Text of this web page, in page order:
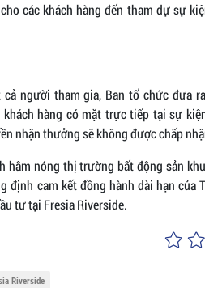
các khách hàng đến tham dự sự
người tham gia, Ban tổ chức đưa
hàng có mặt trực tiếp tại sự
nhận thưởng sẽ không được chấp
hâm nóng thị trường bất động sản
định cam kết đồng hành dài hạn của
tư tại Fresia Riverside.
Riverside